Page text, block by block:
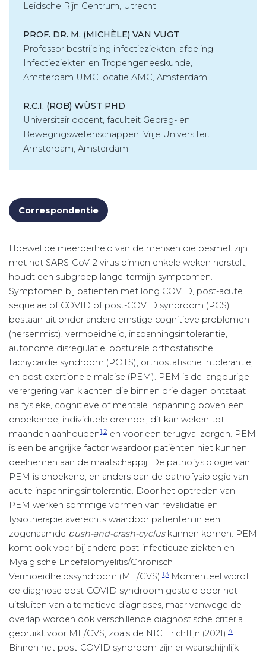
Leidsche Rijn Centrum, Utrecht
PROF. DR. M. (MICHÈLE) VAN VUGT
Professor bestrijding infectieziekten, afdeling
Infectieziekten en Tropengeneeskunde,
Amsterdam UMC locatie AMC, Amsterdam
R.C.I. (ROB) WÜST PHD
Universitair docent, faculteit Gedrag- en
Bewegingswetenschappen, Vrije Universiteit
Amsterdam, Amsterdam
Correspondentie
Hoewel de meerderheid van de mensen die besmet zijn
met het SARS-CoV-2 virus binnen enkele weken herstelt,
houdt een subgroep lange-termijn symptomen.
Symptomen bij patiënten met long COVID, post-acute
sequelae of COVID of post-COVID syndroom (PCS)
bestaan uit onder andere ernstige cognitieve problemen
(hersenmist), vermoeidheid, inspanningsintolerantie,
autonome disregulatie, posturele orthostatische
tachycardie syndroom (POTS), orthostatische intolerantie,
en post-exertionele malaise (PEM). PEM is de langdurige
verergering van klachten die binnen drie dagen ontstaat
na fysieke, cognitieve of mentale inspanning boven een
onbekende, individuele drempel; dit kan weken tot
maanden aanhouden1,2 en voor een terugval zorgen. PEM
is een belangrijke factor waardoor patiënten niet kunnen
deelnemen aan de maatschappij. De pathofysiologie van
PEM is onbekend, en anders dan de pathofysiologie van
acute inspanningsintolerantie. Door het optreden van
PEM werken sommige vormen van revalidatie en
fysiotherapie averechts waardoor patiënten in een
zogenaamde push-and-crash-cycluskunnen komen. PEM
komt ook voor bij andere post-infectieuze ziekten en
Myalgische Encefalomyelitis/Chronisch
Vermoeidheidssyndroom (ME/CVS).1,3 Momenteel wordt
de diagnose post-COVID syndroom gesteld door het
uitsluiten van alternatieve diagnoses, maar vanwege de
overlap worden ook verschillende diagnostische criteria
gebruikt voor ME/CVS, zoals de NICE richtlijn (2021).4
Binnen het post-COVID syndroom zijn er waarschijnlijk